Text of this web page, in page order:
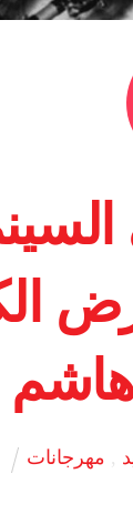
, مهرجانات